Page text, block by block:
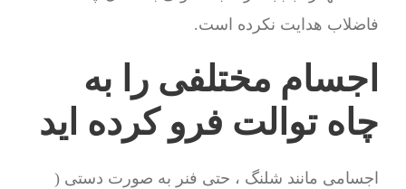
فاضلاب هدایت نکرده است.
اجسام مختلفی را به
چاه توالت فرو کرده اید
اجسامی مانند شلنگ ، حتی فنر به صورت دستی (